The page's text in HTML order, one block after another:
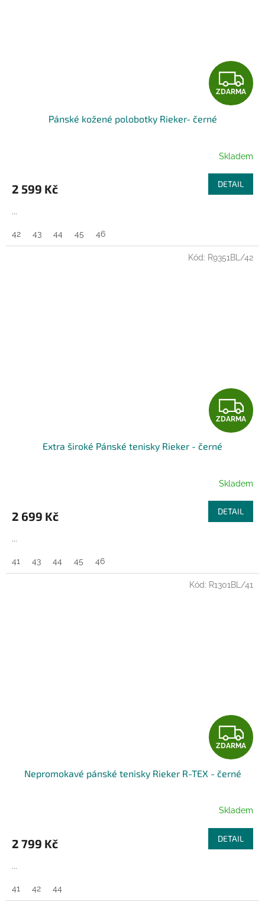
Z
D
R
M
A
ZDARMA
Pánské kožené polobotky Rieker- černé
Skladem
2 599 Kč DETAIL
...
42 43 44 45 46
Z
D
R
M
A
ZDARMA
Extra široké Pánské tenisky Rieker - černé
Skladem
2 699 Kč DETAIL
...
41 43 44 45 46
Kód: R9351BL/42
Z
D
R
M
A
ZDARMA
Nepromokavé pánské tenisky Rieker R-TEX - černé
Skladem
2 799 Kč DETAIL
...
41 42 44
Kód: R1301BL/41